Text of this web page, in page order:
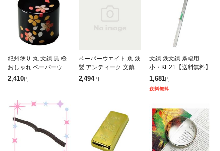
紀州塗り 丸 文鎮 黒 桜
おしゃれ ペーパーウェ
イト 文チン 文ちん 文
2,410円
ペーパーウエイト 魚 鉄
製 アンティーク 文鎮
長型 書道用品 習字 毛
2,494円
文鎮 鉄文鎮 条幅用
小・KE21【送料無料】
1,681円
送料無料